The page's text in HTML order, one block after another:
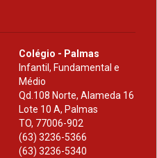
Colégio - Palmas
Infantil, Fundamental e
Médio
Qd.108 Norte, Alameda 16
Lote 10 A, Palmas
TO, 77006-902
(63) 3236-5366
(63) 3236-5340